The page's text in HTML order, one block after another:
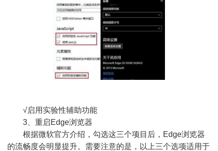
√启用实验性辅助功能
3、重启Edge浏览器
根据微软官方介绍，勾选这三个项目后，Edge浏览器
的流畅度会明显提升。需要注意的是，以上三个选项适用于